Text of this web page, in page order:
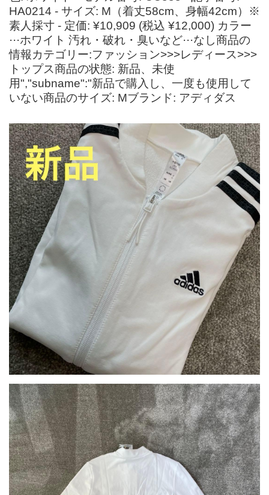
HA0214 - サイズ: M（着丈58cm、身幅42cm）※
素人採寸 - 定価: ¥10,909 (税込 ¥12,000) カラー
···ホワイト 汚れ・破れ・臭いなど···なし商品の
情報カテゴリー:ファッション>>>レディース>>>
トップス商品の状態: 新品、未使
用","subname":"新品で購入し、一度も使用して
いない商品のサイズ: Mブランド: アディダス